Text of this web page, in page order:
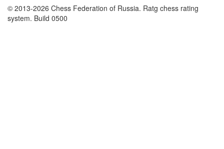
© 2013-2026 Chess Federation of Russia. Ratg chess rating
system. Build 0500